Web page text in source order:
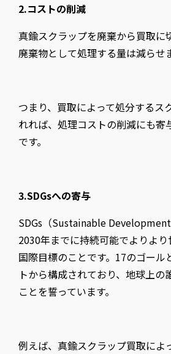
2.コストの削減
真鍮スクラップを廃棄から買取に
廃棄物として処理する量は減らせ
つまり、買取によって処分するス
れれば、処理コストの削減にも寄
です。
3.SDGsへの寄与
SDGs（Sustainable Development
2030年までに持続可能でよりよ
国際目標のことです。17のゴール
トから構成されており、地球上の
ことを誓っています。
例えば、真鍮スクラップ買取によ